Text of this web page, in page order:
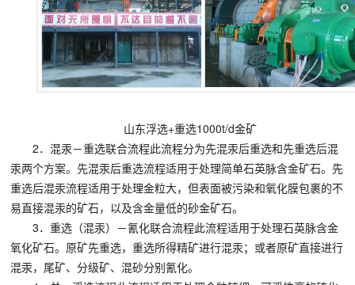
	山东浮选+重选1000t/d金矿
2．混汞－重选联合流程此流程分为先混汞后重选和先重选后混
汞两个方案。先混汞后重选流程适用于处理简单石英脉含金矿石。先
重选后混汞流程适用于处理金粒大，但表面被污染和氧化膜包裹的不
易直接混汞的矿石，以及含金量低的砂金矿石。
3．重选（混汞）－氰化联合流程此流程适用于处理石英脉含金
氧化矿石。原矿先重选，重选所得精矿进行混汞；或者原矿直接进行
混汞，尾矿、分级矿、混砂分别氰化。